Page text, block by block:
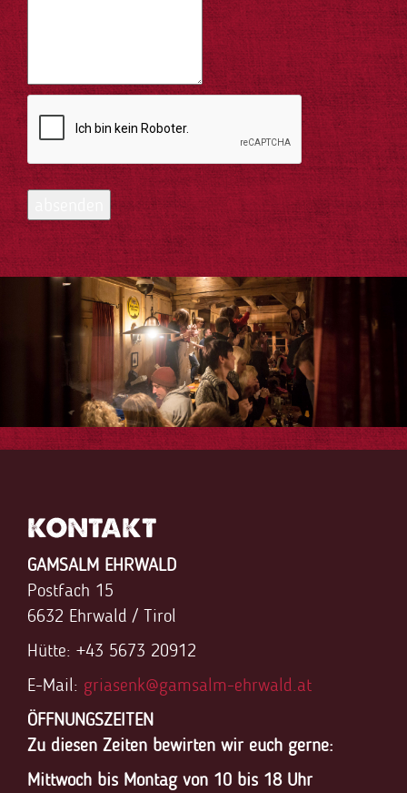
FaLang translation system by Faboba
KONTAKT
GAMSALM EHRWALD
Postfach 15
6632 Ehrwald / Tirol
Hütte: +43 5673 20912
E-Mail: griasenk@gamsalm-ehrwald.at
ÖFFNUNGSZEITEN
Zu diesen Zeiten bewirten wir euch gerne:
Mittwoch bis Montag von 10 bis 18 Uhr